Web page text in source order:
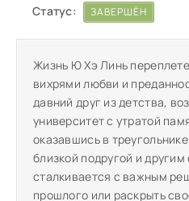
Статус:
ЗАВЕРШЁН
Жизнь Ю Хэ Линь
вихрями любви и
давний друг из детства,
университет с утратой
оказавшись в
близкой подругой и
сталкивается с важным
прошлого или раскрыть